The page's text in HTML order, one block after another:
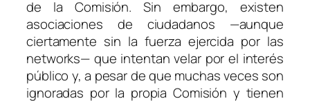
de la Comisión. Sin embargo, existen
asociaciones de ciudadanos —aunque
ciertamente sin la fuerza ejercida por las
networks— que intentan velar por el interés
público y, a pesar de que muchas veces son
ignoradas por la propia Comisión y tienen